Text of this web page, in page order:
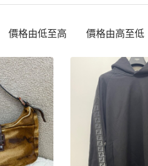
價格由低至高 價格由高至低